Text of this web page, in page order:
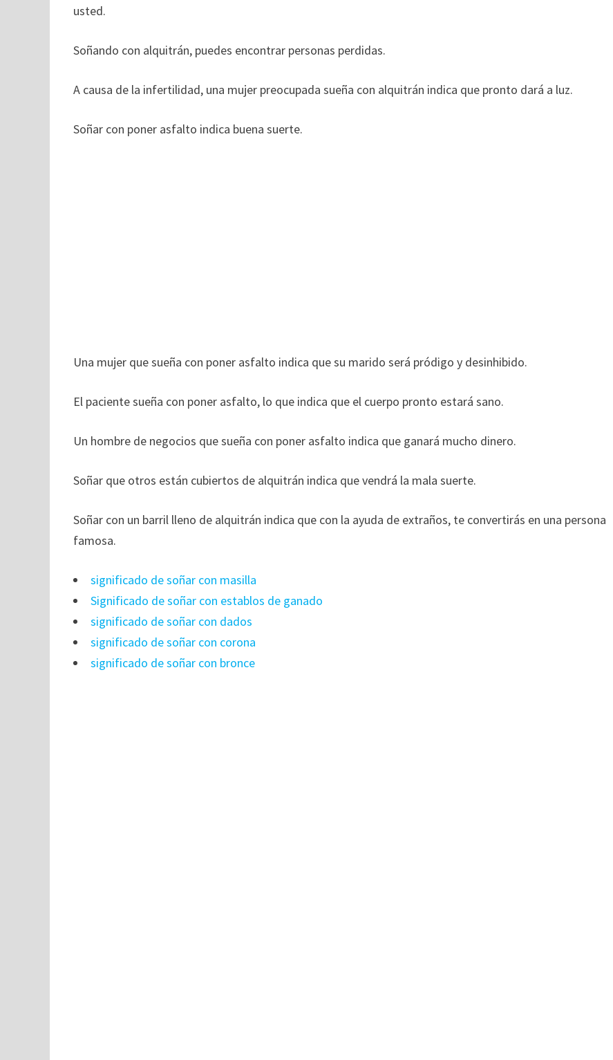
usted.
Soñando con alquitrán, puedes encontrar personas perdidas.
A causa de la infertilidad, una mujer preocupada sueña con alquitrán indica que pronto dará a luz.
Soñar con poner asfalto indica buena suerte.
Una mujer que sueña con poner asfalto indica que su marido será pródigo y desinhibido.
El paciente sueña con poner asfalto, lo que indica que el cuerpo pronto estará sano.
Un hombre de negocios que sueña con poner asfalto indica que ganará mucho dinero.
Soñar que otros están cubiertos de alquitrán indica que vendrá la mala suerte.
Soñar con un barril lleno de alquitrán indica que con la ayuda de extraños, te convertirás en una persona
famosa.
significado de soñar con masilla
Significado de soñar con establos de ganado
significado de soñar con dados
significado de soñar con corona
significado de soñar con bronce